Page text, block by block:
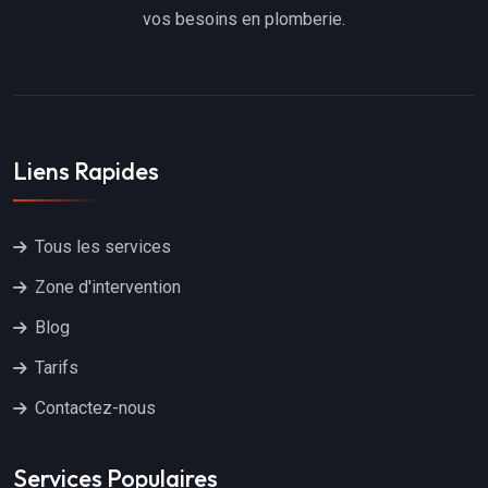
vos besoins en plomberie.
Liens Rapides
Tous les services
Zone d'intervention
Blog
Tarifs
Contactez-nous
Services Populaires